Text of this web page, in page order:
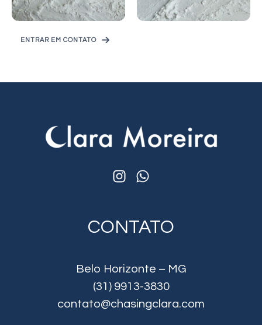
ENTRAR EM CONTATO
CONTATO
Belo Horizonte – MG
(31) 9913-3830
contato@chasingclara.com